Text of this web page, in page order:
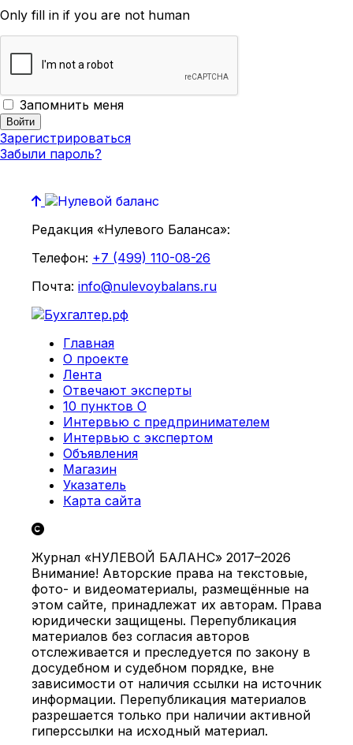
Only fill in if you are not human
Запомнить меня
Зарегистрироваться
Забыли пароль?
Редакция «Нулевого Баланса»:
Телефон: +7 (499) 110-08-26
Почта: info@nulevoybalans.ru
Главная
О проекте
Лента
Отвечают эксперты
10 пунктов О
Интервью с предпринимателем
Интервью с экспертом
Объявления
Магазин
Указатель
Карта сайта
Журнал «НУЛЕВОЙ БАЛАНС» 2017–2026
Внимание! Авторские права на текстовые,
фото- и видеоматериалы, размещённые на
этом сайте, принадлежат их авторам. Права
юридически защищены. Перепубликация
материалов без согласия авторов
отслеживается и преследуется по закону в
досудебном и судебном порядке, вне
зависимости от наличия ссылки на источник
информации. Перепубликация материалов
разрешается только при наличии активной
гиперссылки на исходный материал.